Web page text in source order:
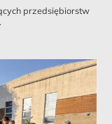
przedsiębiorstw